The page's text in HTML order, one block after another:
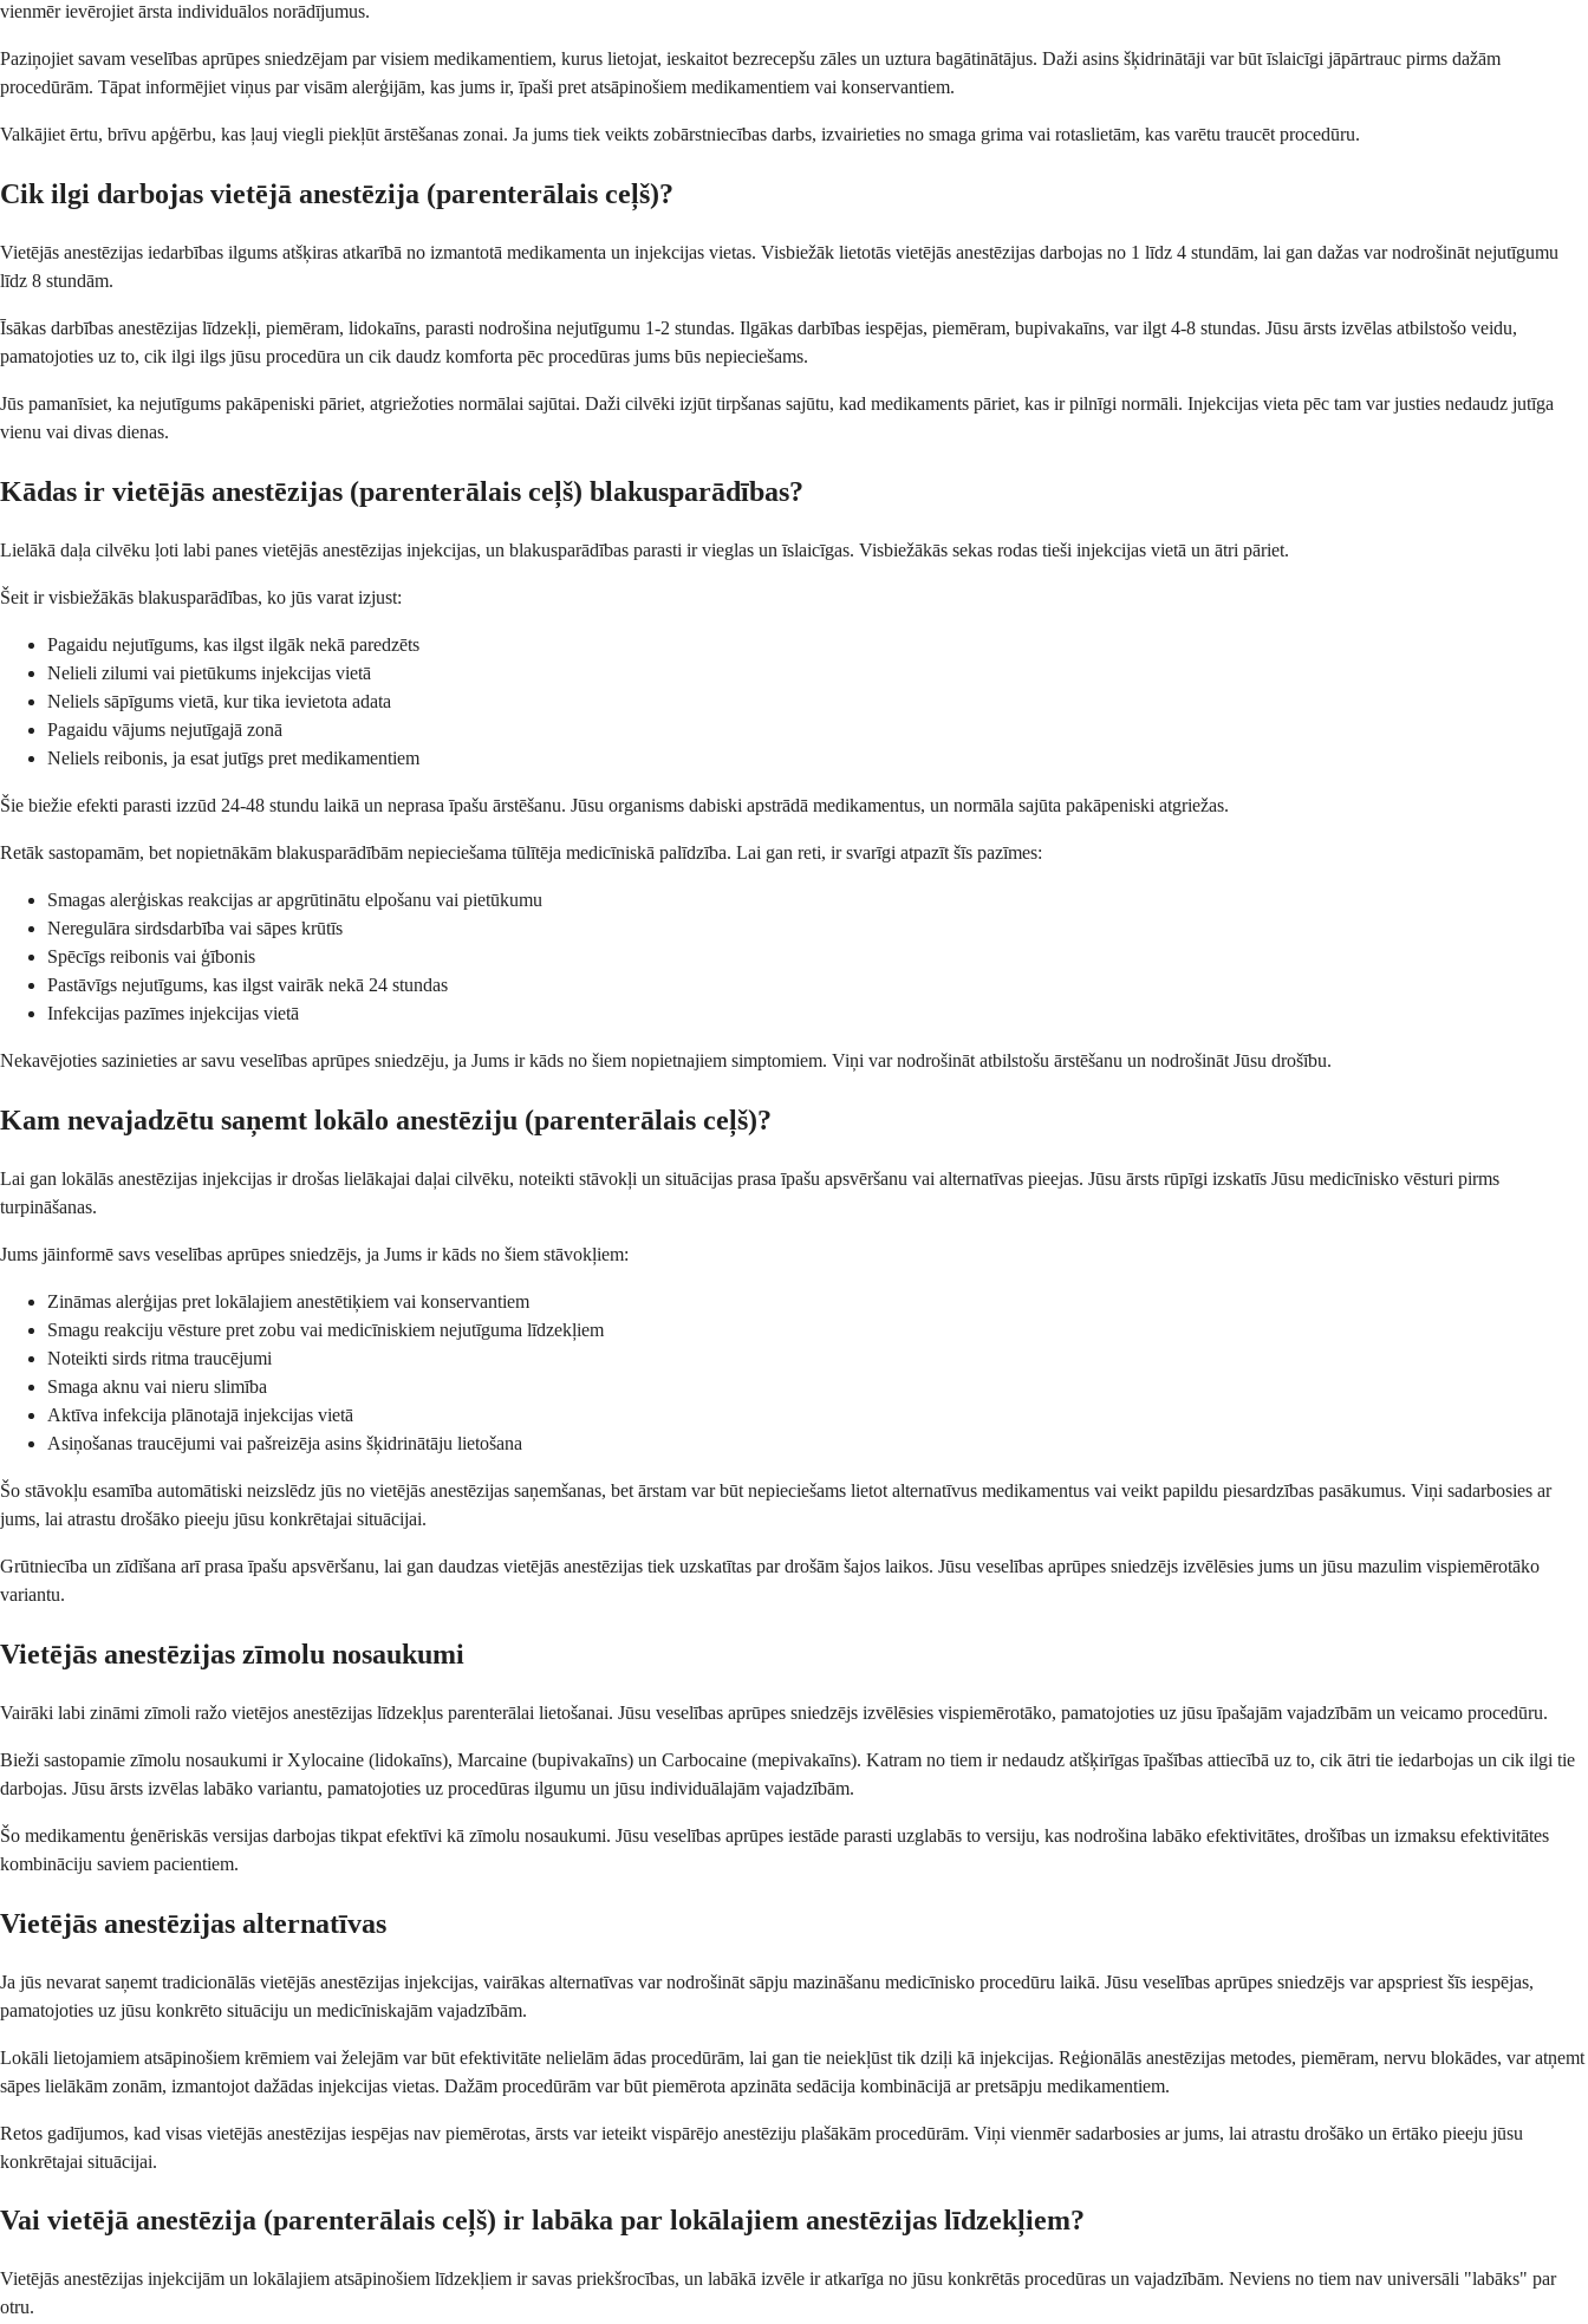
vienmēr ievērojiet ārsta individuālos norādījumus.
Paziņojiet savam veselības aprūpes sniedzējam par visiem medikamentiem, kurus lietojat, ieskaitot bezrecepšu zāles un uztura bagātinātājus. Daži asins šķidrinātāji var būt īslaicīgi jāpārtrauc pirms dažām
procedūrām. Tāpat informējiet viņus par visām alerģijām, kas jums ir, īpaši pret atsāpinošiem medikamentiem vai konservantiem.
Valkājiet ērtu, brīvu apģērbu, kas ļauj viegli piekļūt ārstēšanas zonai. Ja jums tiek veikts zobārstniecības darbs, izvairieties no smaga grima vai rotaslietām, kas varētu traucēt procedūru.
Cik ilgi darbojas vietējā anestēzija (parenterālais ceļš)?
Vietējās anestēzijas iedarbības ilgums atšķiras atkarībā no izmantotā medikamenta un injekcijas vietas. Visbiežāk lietotās vietējās anestēzijas darbojas no 1 līdz 4 stundām, lai gan dažas var nodrošināt nejutīgumu
līdz 8 stundām.
Īsākas darbības anestēzijas līdzekļi, piemēram, lidokaīns, parasti nodrošina nejutīgumu 1-2 stundas. Ilgākas darbības iespējas, piemēram, bupivakaīns, var ilgt 4-8 stundas. Jūsu ārsts izvēlas atbilstošo veidu,
pamatojoties uz to, cik ilgi ilgs jūsu procedūra un cik daudz komforta pēc procedūras jums būs nepieciešams.
Jūs pamanīsiet, ka nejutīgums pakāpeniski pāriet, atgriežoties normālai sajūtai. Daži cilvēki izjūt tirpšanas sajūtu, kad medikaments pāriet, kas ir pilnīgi normāli. Injekcijas vieta pēc tam var justies nedaudz jutīga
vienu vai divas dienas.
Kādas ir vietējās anestēzijas (parenterālais ceļš) blakusparādības?
Lielākā daļa cilvēku ļoti labi panes vietējās anestēzijas injekcijas, un blakusparādības parasti ir vieglas un īslaicīgas. Visbiežākās sekas rodas tieši injekcijas vietā un ātri pāriet.
Šeit ir visbiežākās blakusparādības, ko jūs varat izjust:
Pagaidu nejutīgums, kas ilgst ilgāk nekā paredzēts
Nelieli zilumi vai pietūkums injekcijas vietā
Neliels sāpīgums vietā, kur tika ievietota adata
Pagaidu vājums nejutīgajā zonā
Neliels reibonis, ja esat jutīgs pret medikamentiem
Šie biežie efekti parasti izzūd 24-48 stundu laikā un neprasa īpašu ārstēšanu. Jūsu organisms dabiski apstrādā medikamentus, un normāla sajūta pakāpeniski atgriežas.
Retāk sastopamām, bet nopietnākām blakusparādībām nepieciešama tūlītēja medicīniskā palīdzība. Lai gan reti, ir svarīgi atpazīt šīs pazīmes:
Smagas alerģiskas reakcijas ar apgrūtinātu elpošanu vai pietūkumu
Neregulāra sirdsdarbība vai sāpes krūtīs
Spēcīgs reibonis vai ģībonis
Pastāvīgs nejutīgums, kas ilgst vairāk nekā 24 stundas
Infekcijas pazīmes injekcijas vietā
Nekavējoties sazinieties ar savu veselības aprūpes sniedzēju, ja Jums ir kāds no šiem nopietnajiem simptomiem. Viņi var nodrošināt atbilstošu ārstēšanu un nodrošināt Jūsu drošību.
Kam nevajadzētu saņemt lokālo anestēziju (parenterālais ceļš)?
Lai gan lokālās anestēzijas injekcijas ir drošas lielākajai daļai cilvēku, noteikti stāvokļi un situācijas prasa īpašu apsvēršanu vai alternatīvas pieejas. Jūsu ārsts rūpīgi izskatīs Jūsu medicīnisko vēsturi pirms
turpināšanas.
Jums jāinformē savs veselības aprūpes sniedzējs, ja Jums ir kāds no šiem stāvokļiem:
Zināmas alerģijas pret lokālajiem anestētiķiem vai konservantiem
Smagu reakciju vēsture pret zobu vai medicīniskiem nejutīguma līdzekļiem
Noteikti sirds ritma traucējumi
Smaga aknu vai nieru slimība
Aktīva infekcija plānotajā injekcijas vietā
Asiņošanas traucējumi vai pašreizēja asins šķidrinātāju lietošana
Šo stāvokļu esamība automātiski neizslēdz jūs no vietējās anestēzijas saņemšanas, bet ārstam var būt nepieciešams lietot alternatīvus medikamentus vai veikt papildu piesardzības pasākumus. Viņi sadarbosies ar
jums, lai atrastu drošāko pieeju jūsu konkrētajai situācijai.
Grūtniecība un zīdīšana arī prasa īpašu apsvēršanu, lai gan daudzas vietējās anestēzijas tiek uzskatītas par drošām šajos laikos. Jūsu veselības aprūpes sniedzējs izvēlēsies jums un jūsu mazulim vispiemērotāko
variantu.
Vietējās anestēzijas zīmolu nosaukumi
Vairāki labi zināmi zīmoli ražo vietējos anestēzijas līdzekļus parenterālai lietošanai. Jūsu veselības aprūpes sniedzējs izvēlēsies vispiemērotāko, pamatojoties uz jūsu īpašajām vajadzībām un veicamo procedūru.
Bieži sastopamie zīmolu nosaukumi ir Xylocaine (lidokaīns), Marcaine (bupivakaīns) un Carbocaine (mepivakaīns). Katram no tiem ir nedaudz atšķirīgas īpašības attiecībā uz to, cik ātri tie iedarbojas un cik ilgi tie
darbojas. Jūsu ārsts izvēlas labāko variantu, pamatojoties uz procedūras ilgumu un jūsu individuālajām vajadzībām.
Šo medikamentu ģenēriskās versijas darbojas tikpat efektīvi kā zīmolu nosaukumi. Jūsu veselības aprūpes iestāde parasti uzglabās to versiju, kas nodrošina labāko efektivitātes, drošības un izmaksu efektivitātes
kombināciju saviem pacientiem.
Vietējās anestēzijas alternatīvas
Ja jūs nevarat saņemt tradicionālās vietējās anestēzijas injekcijas, vairākas alternatīvas var nodrošināt sāpju mazināšanu medicīnisko procedūru laikā. Jūsu veselības aprūpes sniedzējs var apspriest šīs iespējas,
pamatojoties uz jūsu konkrēto situāciju un medicīniskajām vajadzībām.
Lokāli lietojamiem atsāpinošiem krēmiem vai želejām var būt efektivitāte nelielām ādas procedūrām, lai gan tie neiekļūst tik dziļi kā injekcijas. Reģionālās anestēzijas metodes, piemēram, nervu blokādes, var atņemt
sāpes lielākām zonām, izmantojot dažādas injekcijas vietas. Dažām procedūrām var būt piemērota apzināta sedācija kombinācijā ar pretsāpju medikamentiem.
Retos gadījumos, kad visas vietējās anestēzijas iespējas nav piemērotas, ārsts var ieteikt vispārējo anestēziju plašākām procedūrām. Viņi vienmēr sadarbosies ar jums, lai atrastu drošāko un ērtāko pieeju jūsu
konkrētajai situācijai.
Vai vietējā anestēzija (parenterālais ceļš) ir labāka par lokālajiem anestēzijas līdzekļiem?
Vietējās anestēzijas injekcijām un lokālajiem atsāpinošiem līdzekļiem ir savas priekšrocības, un labākā izvēle ir atkarīga no jūsu konkrētās procedūras un vajadzībām. Neviens no tiem nav universāli "labāks" par
otru.